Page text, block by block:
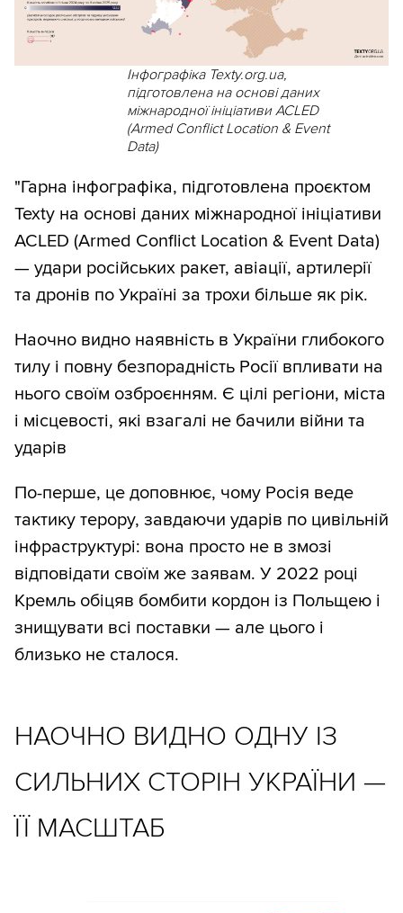
Інфографіка Texty.org.ua,
підготовлена на основі даних
міжнародної ініціативи ACLED
(Armed Conflict Location & Event
Data)
"Гарна інфографіка, підготовлена проєктом
Texty на основі даних міжнародної ініціативи
ACLED (Armed Conflict Location & Event Data)
— удари російських ракет, авіації, артилерії
та дронів по Україні за трохи більше як рік.
Наочно видно наявність в України глибокого
тилу і повну безпорадність Росії впливати на
нього своїм озброєнням. Є цілі регіони, міста
і місцевості, які взагалі не бачили війни та
ударів
По-перше, це доповнює, чому Росія веде
тактику терору, завдаючи ударів по цивільній
інфраструктурі: вона просто не в змозі
відповідати своїм же заявам. У 2022 році
Кремль обіцяв бомбити кордон із Польщею і
знищувати всі поставки — але цього і
близько не сталося.
НАОЧНО ВИДНО ОДНУ ІЗ
СИЛЬНИХ СТОРІН УКРАЇНИ —
ЇЇ МАСШТАБ